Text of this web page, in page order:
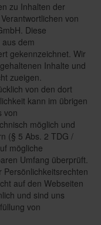
zu Inhalten der
von
Diese
dem
gekennzeichnet. Wir
Inhalte und
zueigen.
von den dort
kann im übrigen
von
möglich und
(§ 5 Abs. 2 TDG /
mögliche
Umfang überprüft.
auf den Webseiten
und sind uns
von